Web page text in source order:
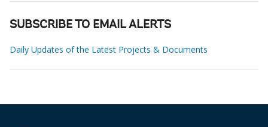
SUBSCRIBE TO EMAIL ALERTS
Daily Updates of the Latest Projects & Documents